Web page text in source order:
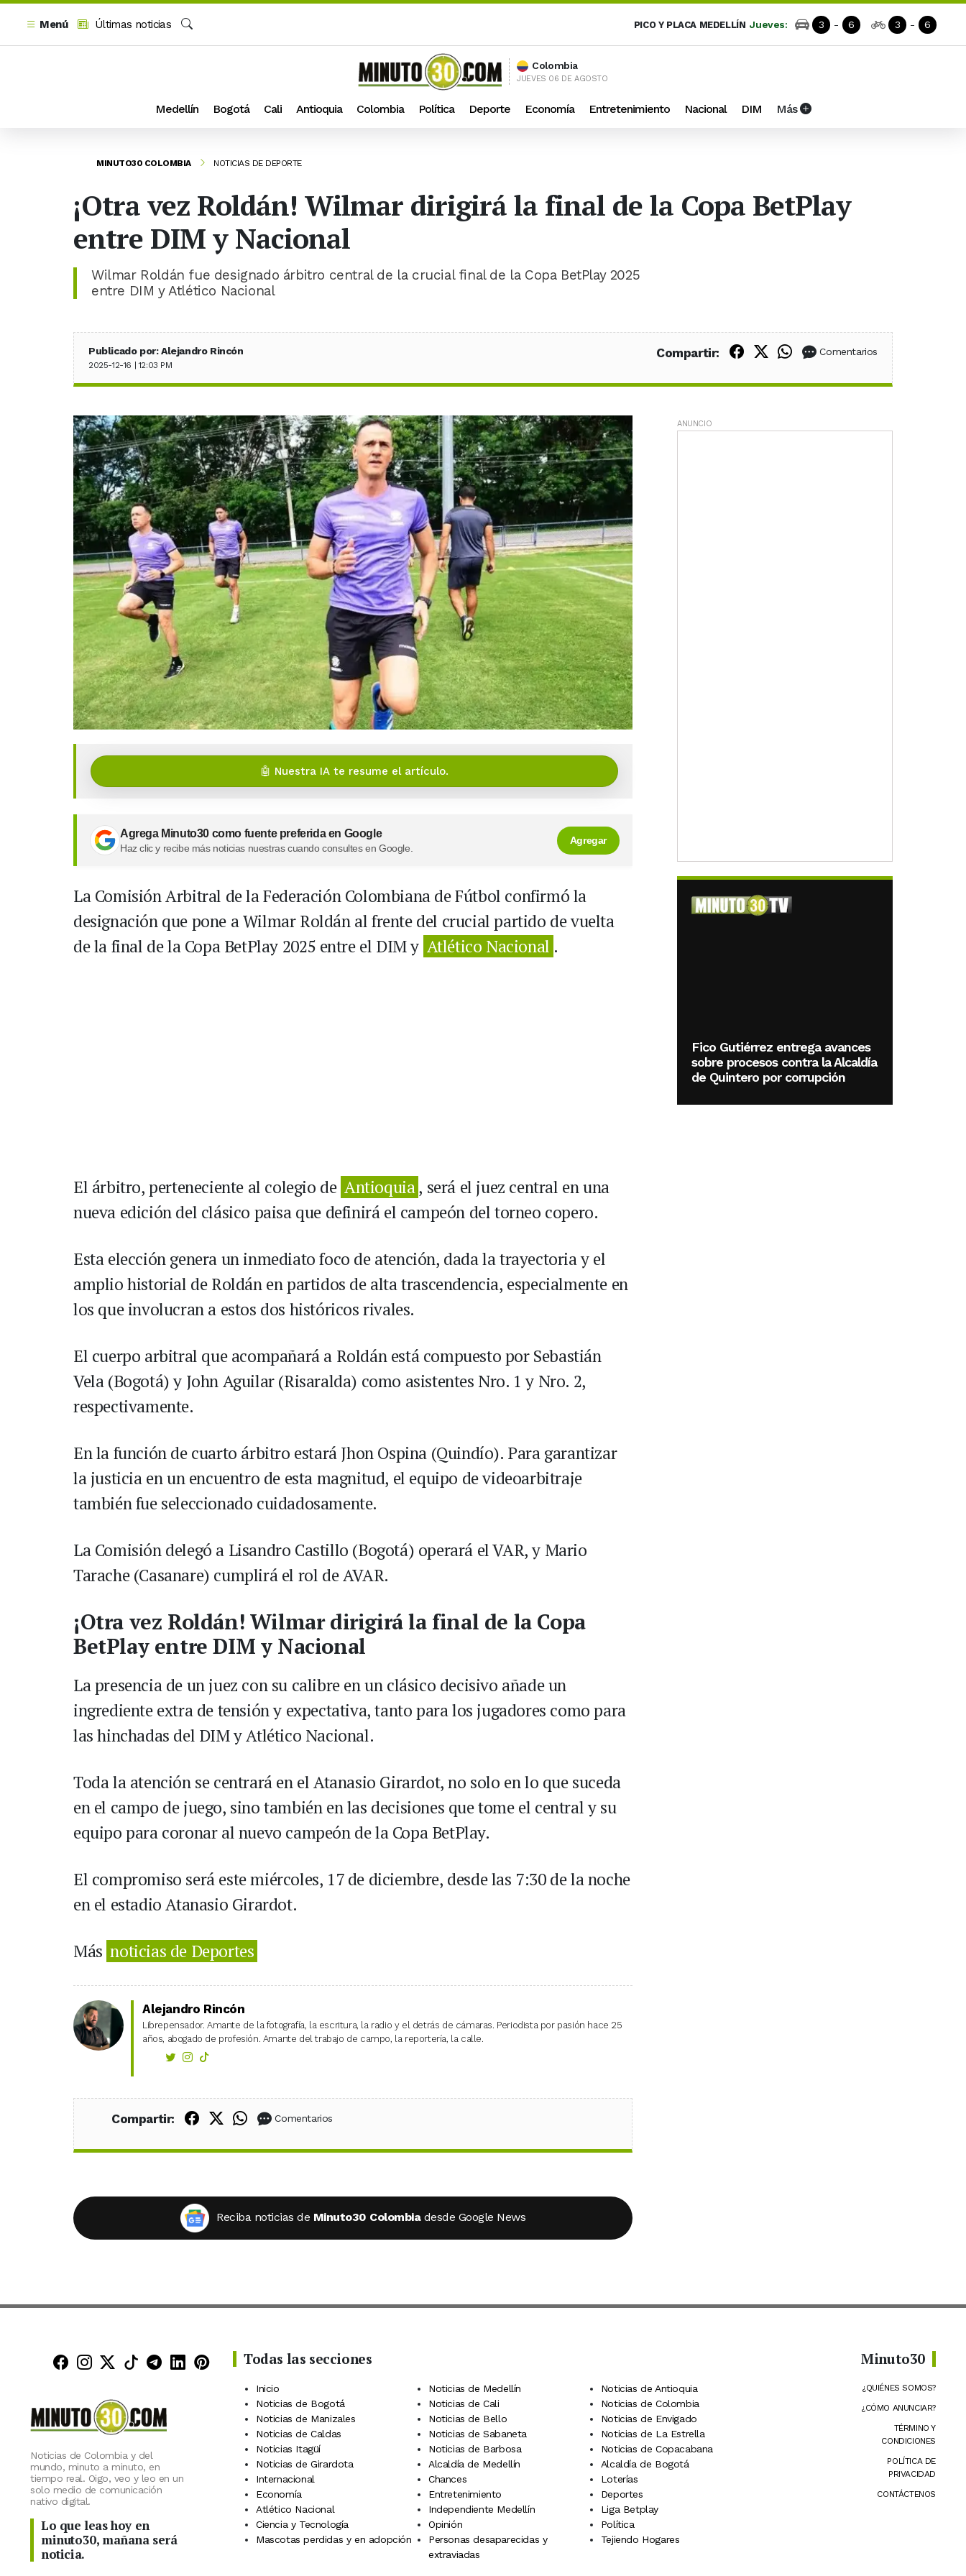
Menú
Últimas noticias
PICO Y PLACA MEDELLÍN Jueves: 3 - 6 3 - 6
Colombia
JUEVES 06 DE AGOSTO
Medellín Bogotá Cali Antioquia Colombia Política Deporte Economía Entretenimiento Nacional DIM Más
MINUTO30 COLOMBIA NOTICIAS DE DEPORTE
¡Otra vez Roldán! Wilmar dirigirá la final de la Copa BetPlay
entre DIM y Nacional
Wilmar Roldán fue designado árbitro central de la crucial final de la Copa BetPlay 2025
entre DIM y Atlético Nacional
Publicado por: Alejandro Rincón
2025-12-16 | 12:03 PM
Compartir: Compartir en Facebook
Compartir en X (Twitter)
Compartir en WhatsApp
Comentarios
🤖 Nuestra IA te resume el artículo.
Agrega Minuto30 como fuente preferida en Google
Haz clic y recibe más noticias nuestras cuando consultes en Google.
Agregar
La Comisión Arbitral de la Federación Colombiana de Fútbol confirmó la
designación que pone a Wilmar Roldán al frente del crucial partido de vuelta
de la final de la Copa BetPlay 2025 entre el DIM y Atlético Nacional .
El árbitro, perteneciente al colegio de Antioquia, será el juez central en una
nueva edición del clásico paisa que definirá el campeón del torneo copero.
Esta elección genera un inmediato foco de atención, dada la trayectoria y el
amplio historial de Roldán en partidos de alta trascendencia, especialmente en
los que involucran a estos dos históricos rivales.
El cuerpo arbitral que acompañará a Roldán está compuesto por Sebastián
Vela (Bogotá) y John Aguilar (Risaralda) como asistentes Nro. 1 y Nro. 2,
respectivamente.
En la función de cuarto árbitro estará Jhon Ospina (Quindío). Para garantizar
la justicia en un encuentro de esta magnitud, el equipo de videoarbitraje
también fue seleccionado cuidadosamente.
La Comisión delegó a Lisandro Castillo (Bogotá) operará el VAR, y Mario
Tarache (Casanare) cumplirá el rol de AVAR.
¡Otra vez Roldán! Wilmar dirigirá la final de la Copa
BetPlay entre DIM y Nacional
La presencia de un juez con su calibre en un clásico decisivo añade un
ingrediente extra de tensión y expectativa, tanto para los jugadores como para
las hinchadas del DIM y Atlético Nacional.
Toda la atención se centrará en el Atanasio Girardot, no solo en lo que suceda
en el campo de juego, sino también en las decisiones que tome el central y su
equipo para coronar al nuevo campeón de la Copa BetPlay.
El compromiso será este miércoles, 17 de diciembre, desde las 7:30 de la noche
en el estadio Atanasio Girardot.
Más noticias de Deportes
Alejandro Rincón
Librepensador. Amante de la fotografía, la escritura, la radio y el detrás de cámaras. Periodista por pasión hace 25
años, abogado de profesión. Amante del trabajo de campo, la reportería, la calle.
Compartir: Compartir en Facebook
Compartir en X (Twitter)
Compartir en WhatsApp
Comentarios
Reciba noticias de Minuto30 Colombia desde Google News
ANUNCIO
Fico Gutiérrez entrega avances
sobre procesos contra la Alcaldía
de Quintero por corrupción
Minuto30 en Facebook
Minuto30 en Instagram
Minuto30 en X (Twitter)
Minuto30 en TikTok
Canal de Minuto30 en Telegram
Minuto30 en LinkedIn
Minuto30 en Pinterest
Noticias de Colombia y del
mundo, minuto a minuto, en
tiempo real. Oigo, veo y leo en un
solo medio de comunicación
nativo digital.
Lo que leas hoy en
minuto30, mañana será
noticia.
Todas las secciones
Inicio Noticias de Medellín
Noticias de Antioquia
Noticias de Bogotá
Noticias de Cali
Noticias de Colombia
Noticias de Manizales
Noticias de Bello
Noticias de Envigado
Noticias de Caldas
Noticias de Sabaneta
Noticias de La Estrella
Noticias Itagüí
Noticias de Barbosa
Noticias de Copacabana
Noticias de Girardota
Alcaldía de Medellín
Alcaldía de Bogotá
Internacional
Chances
Loterías
Economía
Entretenimiento
Deportes
Atlético Nacional
Independiente Medellín
Liga Betplay
Ciencia y Tecnología
Opinión
Política
Mascotas perdidas y en adopción
Personas desaparecidas y
extraviadas
Tejiendo Hogares
Minuto30
¿QUIÉNES SOMOS?
¿CÓMO ANUNCIAR?
TÉRMINO Y
CONDICIONES
POLÍTICA DE
PRIVACIDAD
CONTÁCTENOS